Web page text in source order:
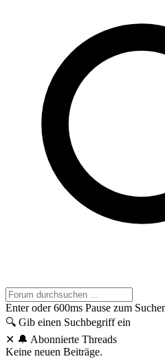
Enter oder 600ms Pause zum
🔍 Gib einen Suchbegriff ein
✕ 🔔 Abonnierte Threads
Keine neuen Beiträge.